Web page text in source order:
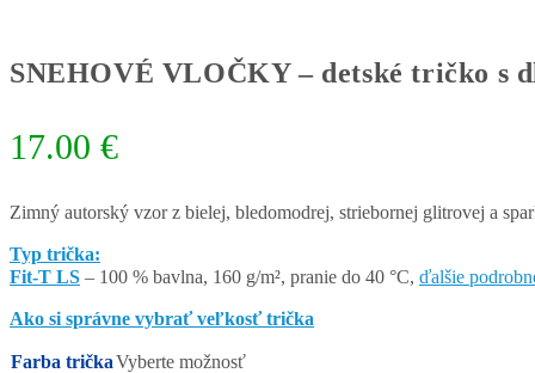
SNEHOVÉ VLOČKY – detské tričko s
17.00 €
Zimný autorský vzor z bielej, bledomodrej, striebornej glitrovej a
Typ trička:
Fit-T LS – 100 % bavlna, 160 g/m², pranie do 40 °C, ďalšie
Ako si správne vybrať veľkosť trička
Farba tričkaVyberte možnosť